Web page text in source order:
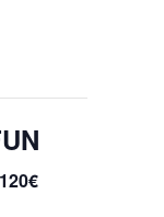
120€